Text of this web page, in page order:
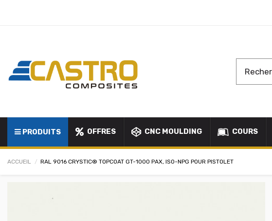
PRODUITS OFFRES CNC MOULDING COURS
ACCUEIL RAL 9016 CRYSTIC® TOPCOAT GT-1000 PAX, ISO-NPG POUR PISTOLET